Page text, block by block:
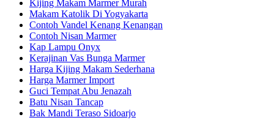
Kijing Makam Marmer Murah
Makam Katolik Di Yogyakarta
Contoh Vandel Kenang Kenangan
Contoh Nisan Marmer
Kap Lampu Onyx
Kerajinan Vas Bunga Marmer
Harga Kijing Makam Sederhana
Harga Marmer Import
Guci Tempat Abu Jenazah
Batu Nisan Tancap
Bak Mandi Teraso Sidoarjo